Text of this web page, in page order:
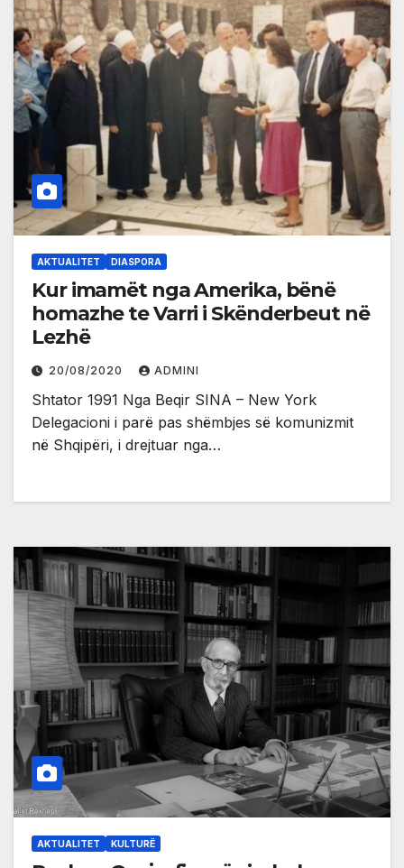
AKTUALITET DIASPORA
Kur imamët nga Amerika, bënë
homazhe te Varri i Skënderbeut në
Lezhë
20/08/2020 ADMINI
Shtator 1991 Nga Beqir SINA – New York
Delegacioni i parë pas shëmbjes së komunizmit
në Shqipëri, i drejtuar nga…
AKTUALITET KULTURË